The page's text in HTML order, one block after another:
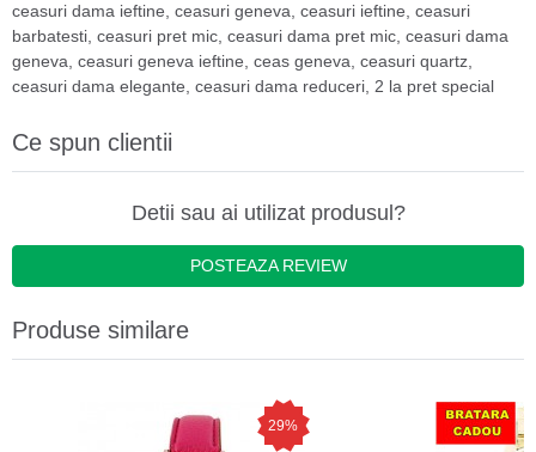
ceasuri dama ieftine ceasuri geneva ceasuri ieftine ceasuri
barbatesti ceasuri pret mic ceasuri dama pret mic ceasuri dama
geneva ceasuri geneva ieftine ceas geneva ceasuri quartz
ceasuri dama elegante ceasuri dama reduceri 2 la pret special
Ce spun clientii
Detii sau ai utilizat produsul?
POSTEAZA REVIEW
Produse similare
29%